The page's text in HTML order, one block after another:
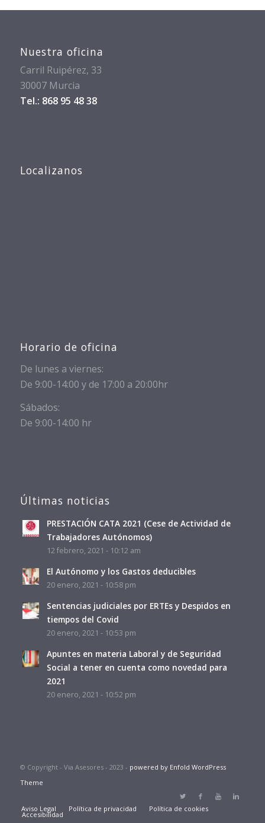
Nuestra oficina
Carril Ruipérez, 33
30007 Murcia
Tel.: 868 95 48 38
Localizanos
Horario de oficina
De lunes a viernes:
De 9:00-14:00 y de 17:00 a 20:00hr
Sábados:
De 9:00-14:00 hr
Últimas noticias
PRESTACIÓN CATA 2021 (Cese de Actividad de
Trabajadores Autónomos)
12 febrero, 2021 - 10:12 am
El Autónomo y los Gastos deducibles
20 enero, 2021 - 10:58 pm
Sentencias judiciales por ERTEs y Despidos en
tiempos del Covid
20 enero, 2021 - 10:53 pm
Apuntes en materia Laboral y de Seguridad
Social a tener en cuenta como novedad para
2021
20 enero, 2021 - 10:52 pm
© Copyright - Via Asesores - 2023 - powered by Enfold WordPress
Theme
Aviso Legal Política de privacidad Política de cookies
Accesibilidad